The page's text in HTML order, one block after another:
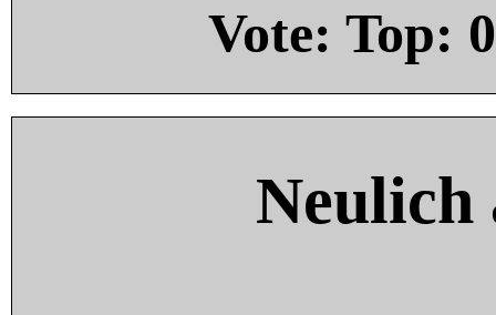
Vote: Top: 0
Neulich